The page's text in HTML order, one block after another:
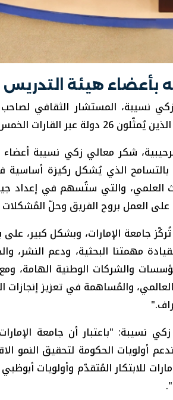
بأعضاء هيئة التدريس
نسيبة، المستشار الثقافي لصاحب
دولة عبر القارات الخمس.
شكر معالي زكي نسيبة
بالتسامح الذي يُشكل ركيزة أساسية
العلمي، والتي ستُسهم في إعداد
على العمل بروح الفريق وحلّ
جامعة الإمارات، وبشكل كبير، على
مهمتنا البحثية، ودعم النشر،
والشركات الوطنية الهامة،
والمُساهمة في تعزيز
نسيبة: "باعتبار أن جامعة
للابتكار المُتقدّم وأولويات